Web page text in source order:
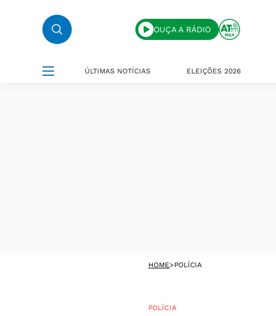
OUÇA A RÁDIO
ÚLTIMAS NOTÍCIAS ELEIÇÕES 2026
HOME>POLÍCIA
POLÍCIA